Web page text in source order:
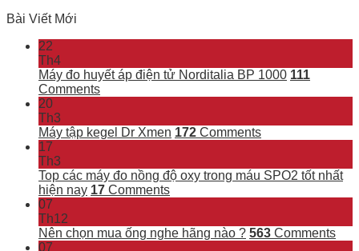
Bài Viết Mới
22
Th4
Máy đo huyết áp điện tử Norditalia BP 1000 111
Comments
20
Th3
Máy tập kegel Dr Xmen 172 Comments
17
Th3
Top các máy đo nồng độ oxy trong máu SPO2 tốt nhất
hiện nay 17 Comments
07
Th12
Nên chọn mua ống nghe hãng nào ? 563 Comments
07